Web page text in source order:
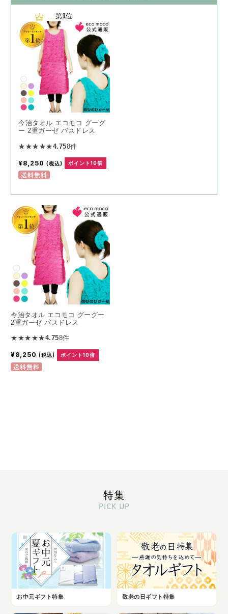
第1位
今治タオル エコモコ グーグ
ー 2重ガーゼ バスドレス
★★★★★4.758件
¥8,250 (税込) ポイント10倍
送料無料
今治タオル エコモコ グーグー
2重ガーゼ バスドレス
★★★★★4.758件
¥8,250 (税込) ポイント10倍
送料無料
特集
PICK UP
お中元ギフト特集 敬老の日ギフト特集